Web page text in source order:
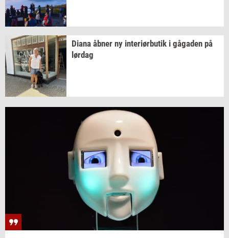
Diana åbner ny in­te­r­i­ør­bu­tik i gå­ga­den på
lør­dag